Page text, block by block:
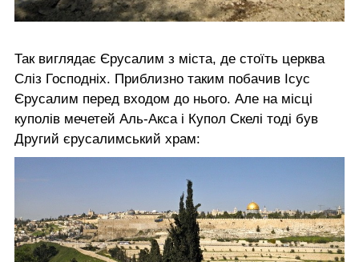
Так виглядає Єрусалим з міста, де стоїть церква
Сліз Господніх. Приблизно таким побачив Ісус
Єрусалим перед входом до нього. Але на місці
куполів мечетей Аль-Акса і Купол Скелі тоді був
Другий єрусалимський храм: